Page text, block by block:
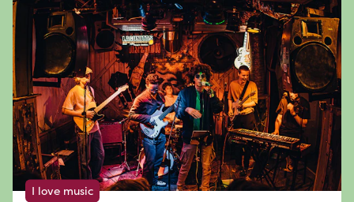
I love music